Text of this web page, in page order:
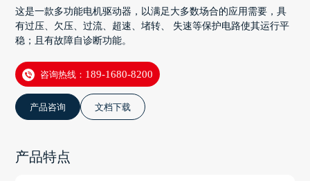
这是一款多功能电机驱动器，以满足大多数场合的应用需要，具
有过压、欠压、过流、超速、堵转、 失速等保护电路使其运行平
稳；且有故障自诊断功能。
咨询热线： 189-1680-8200
产品咨询 文档下载
产品特点